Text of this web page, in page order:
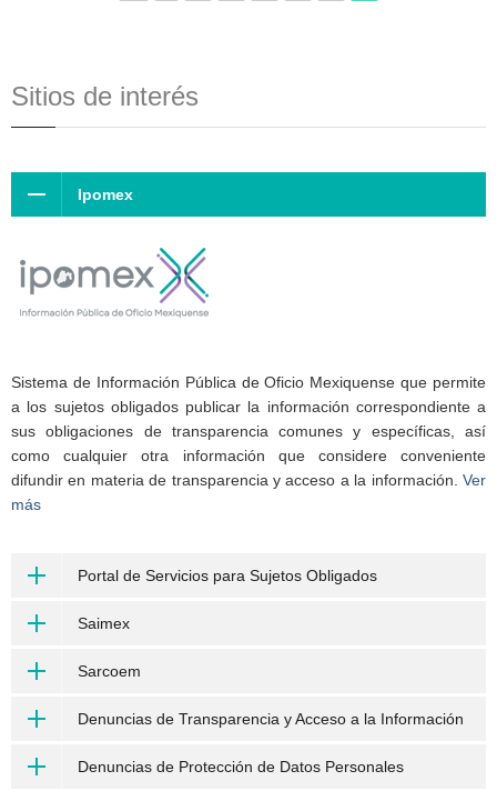
Sitios de interés
Ipomex
Sistema de Información Pública de Oficio Mexiquense que permite
a los sujetos obligados publicar la información correspondiente a
sus obligaciones de transparencia comunes y específicas, así
como cualquier otra información que considere conveniente
difundir en materia de transparencia y acceso a la información. Ver
más
Portal de Servicios para Sujetos Obligados
Saimex
Sarcoem
Denuncias de Transparencia y Acceso a la Información
Denuncias de Protección de Datos Personales